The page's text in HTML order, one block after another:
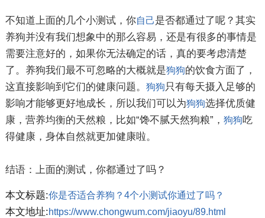
不知道上面的几个小测试，你自己是否都通过了呢？其实
养狗并没有我们想象中的那么容易，还是有很多的事情是
需要注意好的，如果你无法确定的话，真的要考虑清楚
了。养狗我们最不可忽略的大概就是狗狗的饮食方面了，
这直接影响到它们的健康问题。 狗狗只有每天摄入足够的
影响才能够更好地成长，所以我们可以为狗狗选择优质健
康，营养均衡的天然粮，比如“馋不腻天然狗粮”， 狗狗吃
得健康，身体自然就更加健康啦。
结语：上面的测试，你都通过了吗？
本文标题:你是否适合养狗？4个小测试你通过了吗？
本文地址:https://www.chongwum.com/jiaoyu/89.html